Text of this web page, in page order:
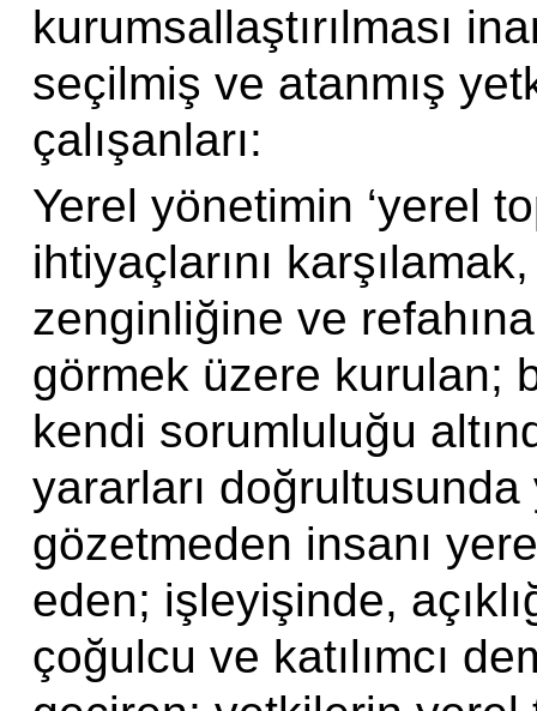
kurumsallaştırılması
seçilmiş ve atanmış
çalışanları:
Yerel yönetimin ‘yerel
ihtiyaçlarını
zenginliğine ve
görmek üzere kurulan;
kendi sorumluluğu
yararları doğrultusunda
gözetmeden insanı
eden; işleyişinde,
çoğulcu ve katılımcı